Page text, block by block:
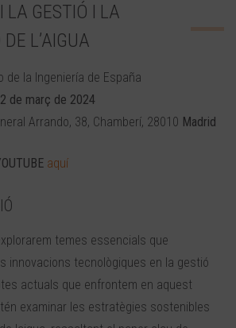
LA GESTIÓ I LA
L’AIGUA
de la Ingeniería de España
de març de 2024
Arrando, 38, Chamberí, 28010 Madrid
aquí
temes essencials que
innovacions tecnològiques en la gestió
actuals que enfrontem en aquest
examinar les estratègies sostenibles